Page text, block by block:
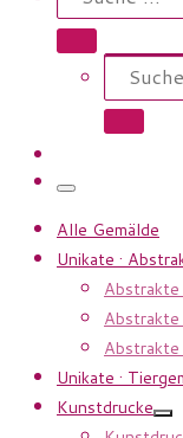
Suche …
Suche
Suche
Menü
Alle Gemälde
Unikate ·
Unikate ·
Kunstdrucke